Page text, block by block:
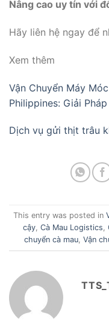
Nâng cao uy tín với
Hãy liên hệ ngay để
Xem thêm
Vận Chuyển Máy
Philippines: Giải
Dịch vụ gửi thịt trâu
This entry was posted in
cậy Cà Mau Logistics
chuyển cà mau, Vận